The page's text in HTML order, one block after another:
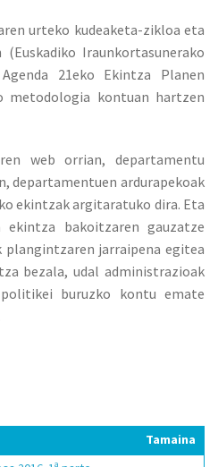
urteko kudeaketa-zikloa eta
(Euskadiko Iraunkortasunerako
21eko Ekintza Planen
metodologia kontuan hartzen
web orrian, departamentu
departamentuen ardurapekoak
ekintzak argitaratuko dira. Eta
bakoitzaren gauzatze
plangintzaren jarraipena egitea
bezala, udal administrazioak
buruzko kontu emate
Tamaina